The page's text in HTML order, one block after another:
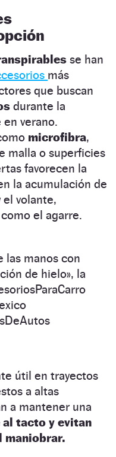
se han
más
que buscan
durante la
verano.
microfibra,
malla o superficies
favorecen la
la acumulación de
el volante,
el agarre.
las manos con
de hielo», la
útil en trayectos
a altas
a mantener una
al tacto y evitan
maniobrar.